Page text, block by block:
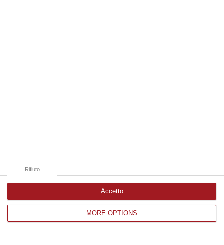
MORE OPTIONS
Rifiuto
Accetto
Corriere delle Calabria è una testata giornalistica di News&Com S.r.l